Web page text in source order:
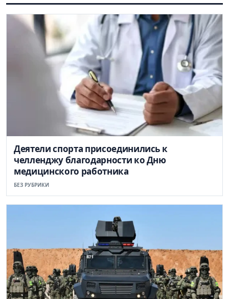
Деятели спорта присоединились к
челленджу благодарности ко Дню
медицинского работника
БЕЗ РУБРИКИ